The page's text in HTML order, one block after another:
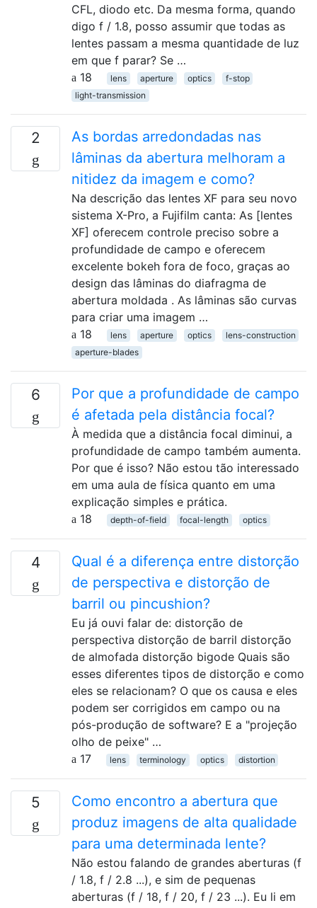
CFL, diodo etc. Da mesma forma, quando
digo f / 1.8, posso assumir que todas as
lentes passam a mesma quantidade de luz
em que f parar? Se …
18
lens aperture optics
f-stop
light-transmission
2
As bordas arredondadas nas
lâminas da abertura melhoram a
nitidez da imagem e como?
Na descrição das lentes XF para seu novo
sistema X-Pro, a Fujifilm canta: As [lentes
XF] oferecem controle preciso sobre a
profundidade de campo e oferecem
excelente bokeh fora de foco, graças ao
design das lâminas do diafragma de
abertura moldada . As lâminas são curvas
para criar uma imagem …
18
lens aperture optics
lens-construction
aperture-blades
6
Por que a profundidade de campo
é afetada pela distância focal?
À medida que a distância focal diminui, a
profundidade de campo também aumenta.
Por que é isso? Não estou tão interessado
em uma aula de física quanto em uma
explicação simples e prática.
18
depth-of-field focal-length optics
4
Qual é a diferença entre distorção
de perspectiva e distorção de
barril ou pincushion?
Eu já ouvi falar de: distorção de
perspectiva distorção de barril distorção
de almofada distorção bigode Quais são
esses diferentes tipos de distorção e como
eles se relacionam? O que os causa e eles
podem ser corrigidos em campo ou na
pós-produção de software? E a "projeção
olho de peixe" …
17
lens terminology optics distortion
5
Como encontro a abertura que
produz imagens de alta qualidade
para uma determinada lente?
Não estou falando de grandes aberturas (f
/ 1.8, f / 2.8 ...), e sim de pequenas
aberturas (f / 18, f / 20, f / 23 ...). Eu li em